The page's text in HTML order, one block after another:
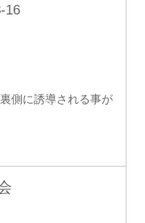
16
側に誘導される事が